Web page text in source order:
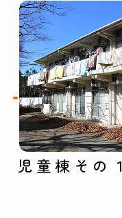
児童棟その１